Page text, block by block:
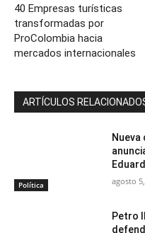
40 Empresas turísticas
transformadas por
ProColombia hacia
mercados internacionales
ARTÍCULOS
Política agosto
Petro